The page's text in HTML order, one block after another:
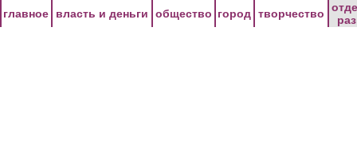
главное власть и деньги общество город творчество